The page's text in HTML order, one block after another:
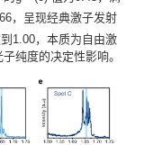
，呈现经典激子发射
1.00，本质为自由激
纯度的决定性影响。